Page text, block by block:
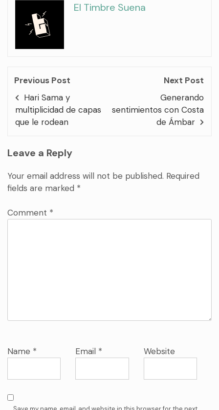
El Timbre Suena
Previous Post
Hari Sama y
multiplicidad de capas
que le rodean
Next Post
Generando
sentimientos con Costa
de Ámbar
Leave a Reply
Your email address will not be published. Required
fields are marked *
Comment *
Name * Email * Website